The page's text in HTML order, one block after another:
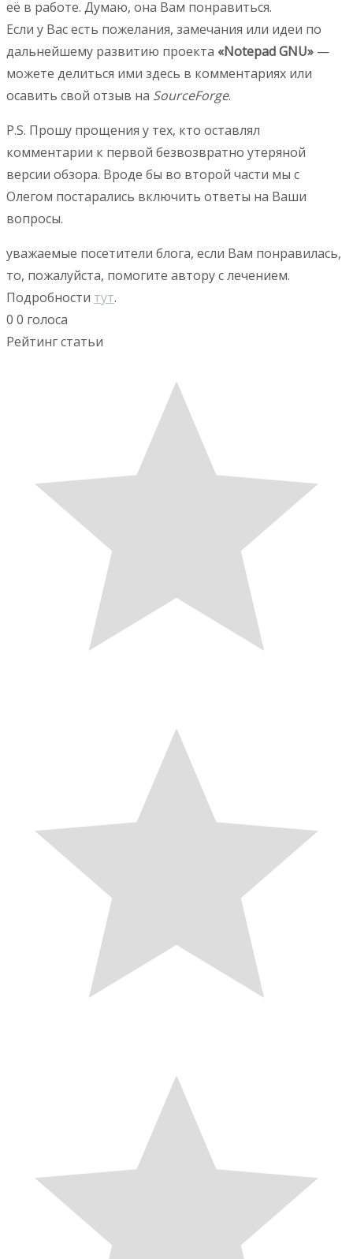
её в работе. Думаю, она Вам понравиться.
Если у Вас есть пожелания, замечания или идеи по
дальнейшему развитию проекта «Notepad GNU» —
можете делиться ими здесь в комментариях или
осавить свой отзыв на SourceForge.
P.S. Прошу прощения у тех, кто оставлял
комментарии к первой безвозвратно утеряной
версии обзора. Вроде бы во второй части мы с
Олегом постарались включить ответы на Ваши
вопросы.
уважаемые посетители блога, если Вам понравилась,
то, пожалуйста, помогите автору с лечением.
Подробности тут.
0 0 голоса
Рейтинг статьи